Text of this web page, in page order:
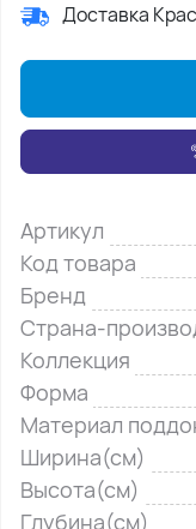
Доставка
Артикул
Код товара
Бренд
Страна-
Коллекция
Форма
Материал
Ширина(см)
Высота(см)
Глубина(см)